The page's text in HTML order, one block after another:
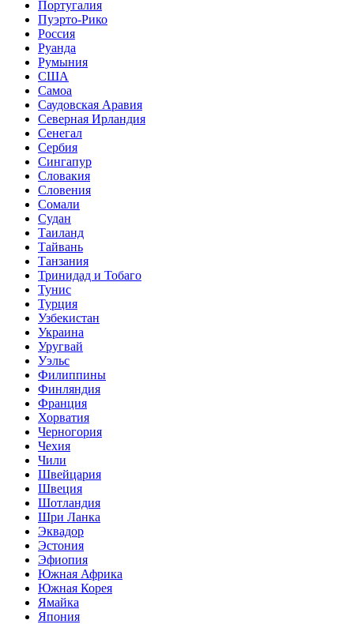
Португалия
Пуэрто-Рико
Россия
Руанда
Румыния
США
Самоа
Саудовская Аравия
Северная Ирландия
Сенегал
Сербия
Сингапур
Словакия
Словения
Сомали
Судан
Таиланд
Тайвань
Танзания
Тринидад и Тобаго
Тунис
Турция
Узбекистан
Украина
Уругвай
Уэльс
Филиппины
Финляндия
Франция
Хорватия
Черногория
Чехия
Чили
Швейцария
Швеция
Шотландия
Шри Ланка
Эквадор
Эстония
Эфиопия
Южная Африка
Южная Корея
Ямайка
Япония